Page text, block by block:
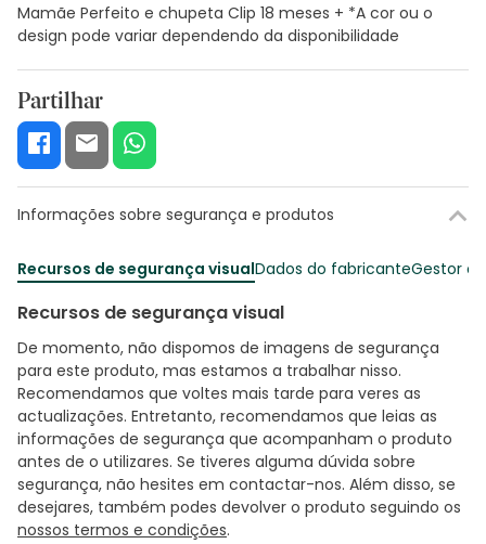
Mamãe Perfeito e chupeta Clip 18 meses + *A cor ou o
design pode variar dependendo da disponibilidade
Partilhar
Informações sobre segurança e produtos
Recursos de segurança visualDados do fabricanteGestor
Recursos de segurança visual
De momento, não dispomos de imagens de segurança
para este produto, mas estamos a trabalhar nisso.
Recomendamos que voltes mais tarde para veres as
actualizações. Entretanto, recomendamos que leias as
informações de segurança que acompanham o produto
antes de o utilizares. Se tiveres alguma dúvida sobre
segurança, não hesites em contactar-nos. Além disso, se
desejares, também podes devolver o produto seguindo os
nossos termos e condições.